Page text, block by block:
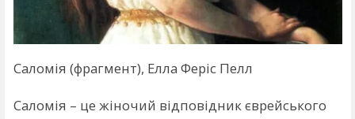
Саломія (фрагмент), Елла Феріс Пелл
Саломія – це жіночий відповідник єврейського